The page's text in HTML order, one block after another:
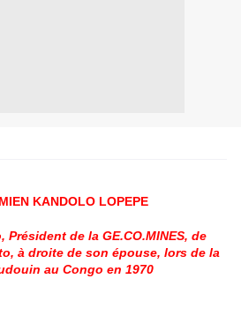
KANDOLO LOPEPE
Président de la GE.CO.MINES, de
à droite de son épouse, lors de la
au Congo en 1970